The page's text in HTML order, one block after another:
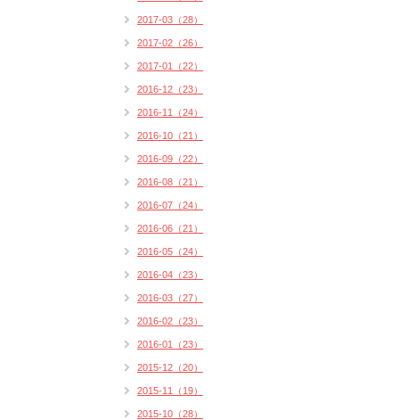
2017-03（28）
2017-02（26）
2017-01（22）
2016-12（23）
2016-11（24）
2016-10（21）
2016-09（22）
2016-08（21）
2016-07（24）
2016-06（21）
2016-05（24）
2016-04（23）
2016-03（27）
2016-02（23）
2016-01（23）
2015-12（20）
2015-11（19）
2015-10（28）